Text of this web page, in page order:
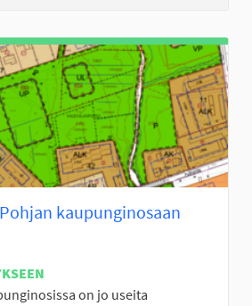
kaupunginosaan
on jo useita